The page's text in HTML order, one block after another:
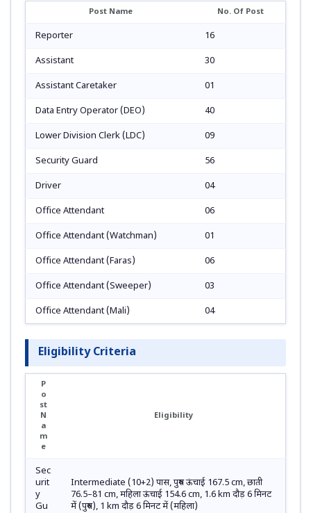
Post Name No. Of Post
Reporter 16
Assistant 30
Assistant Caretaker 01
Data Entry Operator (DEO) 40
Lower Division Clerk (LDC) 09
Security Guard 56
Driver 04
Office Attendant 06
Office Attendant (Watchman) 01
Office Attendant (Faras) 06
Office Attendant (Sweeper) 03
Office Attendant (Mali) 04
Eligibility Criteria
P
o
st
N
a
m
e
Eligibility
Sec
urit
y
Gu
Intermediate (10+2) पास, पुरुष ऊंचाई 167.5 cm, छाती
76.5–81 cm, महिला ऊंचाई 154.6 cm, 1.6 km दौड़ 6 मिनट
में (पुरुष), 1 km दौड़ 6 मिनट में (महिला)